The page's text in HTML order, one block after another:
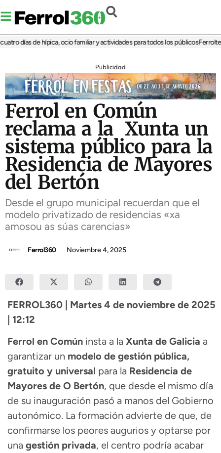
días de hípica, ocio familiar y actividades para todos los públicosFerrolterra
Publicidad
Ferrol en Común
reclama a la Xunta un
sistema público para la
Residencia de Mayores
del Bertón
Desde el grupo municipal recuerdan que el
modelo privatizado de residencias «xa
amosou as súas carencias»
Ferrol360 Noviembre 4, 2025
FERROL360 | Martes 4 de noviembre de 2025
| 12:12
Ferrol en Común insta a la Xunta de Galicia a
garantizar un modelo de gestión pública,
gratuito y universal para la Residencia de
Mayores de O Bertón, que desde el mismo día
de su inauguración pasó a manos del Gobierno
autonómico. La formación advierte de que, de
confirmarse los peores augurios y optarse por
una gestión privada, el centro podría acabar